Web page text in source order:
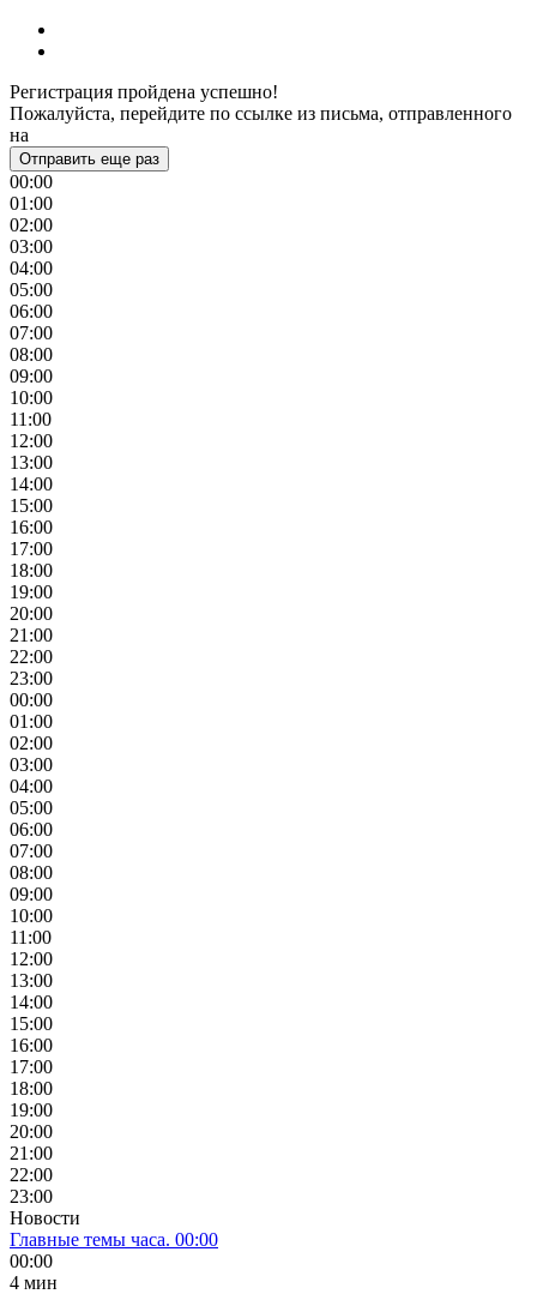
Регистрация пройдена успешно!
Пожалуйста, перейдите по ссылке из письма, отправленного
на
Отправить еще раз
00:00
01:00
02:00
03:00
04:00
05:00
06:00
07:00
08:00
09:00
10:00
11:00
12:00
13:00
14:00
15:00
16:00
17:00
18:00
19:00
20:00
21:00
22:00
23:00
00:00
01:00
02:00
03:00
04:00
05:00
06:00
07:00
08:00
09:00
10:00
11:00
12:00
13:00
14:00
15:00
16:00
17:00
18:00
19:00
20:00
21:00
22:00
23:00
Новости
Главные темы часа. 00:00
00:00
4 мин